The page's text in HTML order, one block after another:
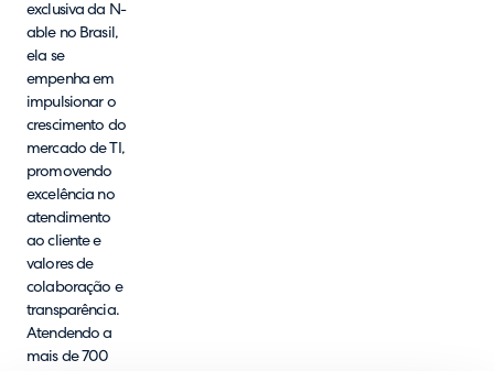
exclusiva da N-
able no Brasil,
ela se
empenha em
impulsionar o
crescimento do
mercado de TI,
promovendo
excelência no
atendimento
ao cliente e
valores de
colaboração e
transparência.
Atendendo a
mais de 700